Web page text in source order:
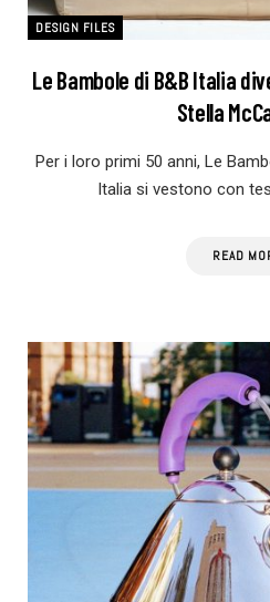
DESIGN FILES
Le Bambole di B&B Italia
Stella
Per i loro primi 50 anni, Le
Italia si vestono con
READ